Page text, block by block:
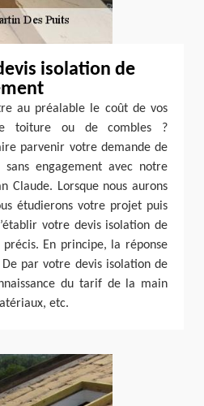
isolation de
au préalable le coût de vos
toiture ou de combles ?
parvenir votre demande de
engagement avec notre
Claude. Lorsque nous aurons
étudierons votre projet puis
votre devis isolation de
En principe, la réponse
par votre devis isolation de
du tarif de la main
etc.